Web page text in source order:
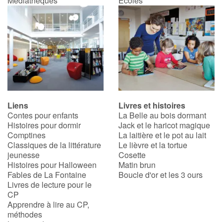
Catalogue anglais
Contraste +
Aide
Accueil
Famille
Écoles
Médiathèques
Vidéos & Tutoriaux
Liens
Contes pour enfants
Histoires pour dormir
Comptines
Classiques de la littérature
jeunesse
Histoires pour Halloween
Fables de La Fontaine
Livres de lecture pour le
CP
Apprendre à lire au CP,
méthodes
Livres et histoires
La Belle au bois dormant
Jack et le haricot magique
La laitière et le pot au lait
Le lièvre et la tortue
Cosette
Matin brun
Boucle d'or et les 3 ours